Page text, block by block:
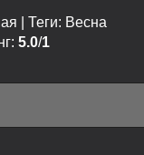
Теги: Весна
: 5.0/1